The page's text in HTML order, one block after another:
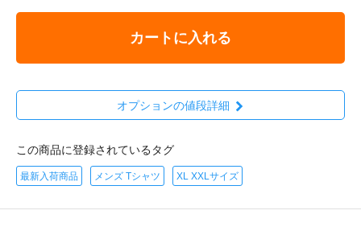
カートに入れる
オプションの値段詳細
この商品に登録されているタグ
最新入荷商品 メンズ Tシャツ XL XXLサイズ